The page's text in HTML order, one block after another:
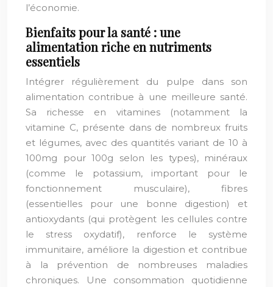
l’économie.
Bienfaits pour la santé : une
alimentation riche en nutriments
essentiels
Intégrer régulièrement du pulpe dans son
alimentation contribue à une meilleure santé.
Sa richesse en vitamines (notamment la
vitamine C, présente dans de nombreux fruits
et légumes, avec des quantités variant de 10 à
100mg pour 100g selon les types), minéraux
(comme le potassium, important pour le
fonctionnement musculaire), fibres
(essentielles pour une bonne digestion) et
antioxydants (qui protègent les cellules contre
le stress oxydatif), renforce le système
immunitaire, améliore la digestion et contribue
à la prévention de nombreuses maladies
chroniques. Une consommation quotidienne